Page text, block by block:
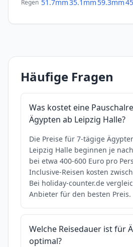
Regen 51.7mm35.1mm 59.3mm
Häufige Fragen
Was kostet eine
Ägypten ab Leipzig Halle?
Die Preise für 7-tägige
Leipzig Halle beginnen je
bei etwa 400-600 Euro pro
Inclusive-Reisen kosten
Bei holiday-counter.de
Anbieter für den besten Preis.
Welche Reisedauer ist für
optimal?